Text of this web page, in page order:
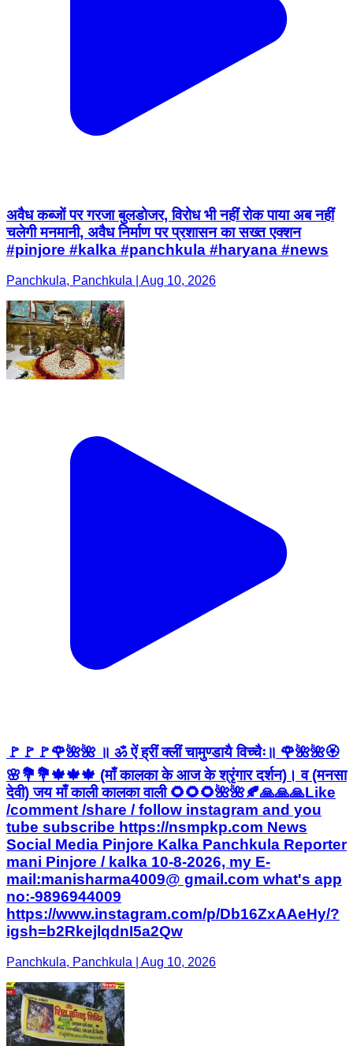
अवैध कब्जों पर गरजा बुलडोजर, विरोध भी नहीं रोक पाया अब नहीं
चलेगी मनमानी, अवैध निर्माण पर प्रशासन का सख्त एक्शन
#pinjore #kalka #panchkula #haryana #news
Panchkula, Panchkula | Aug 10, 2026
🚩🚩🚩🌹🌺🌺 ॥ ॐ ऐं ह्रीं क्लीं चामुण्डायै विच्चैः॥ 🌹🌺🌺🏵️
🌸💐💐🍁🍁🍁 (माँ कालका के आज के श्रृंगार दर्शन)। व (मनसा
देवी) जय माँ काली कालका वाली 🌻🌻🌻🌺🌺🍂🙏🙏🙏Like
/comment /share / follow instagram and you
tube subscribe https://nsmpkp.com News
Social Media Pinjore Kalka Panchkula Reporter
mani Pinjore / kalka 10-8-2026, my E-
mail:manisharma4009@ gmail.com what's app
no:-9896944009
https://www.instagram.com/p/Db16ZxAAeHy/?
igsh=b2RkejlqdnI5a2Qw
Panchkula, Panchkula | Aug 10, 2026